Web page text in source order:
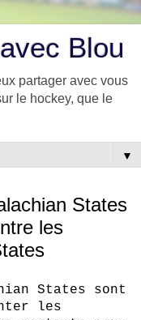
Blou
partager avec vous
le hockey, que le
▼
States
les
States sont
les